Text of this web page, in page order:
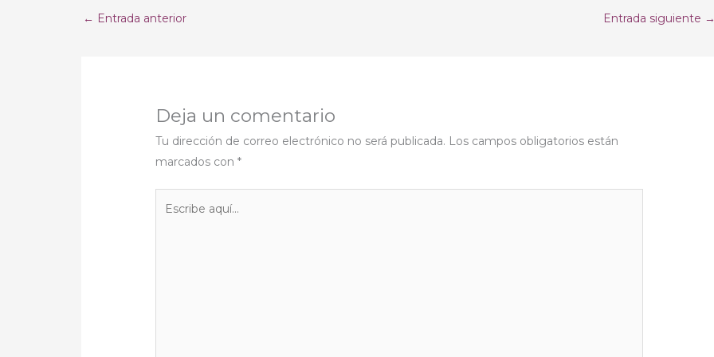
← Entrada anterior Entrada siguiente
Deja un comentario
Tu dirección de correo electrónico no será publicada. Los campos obligatorios están
marcados con*